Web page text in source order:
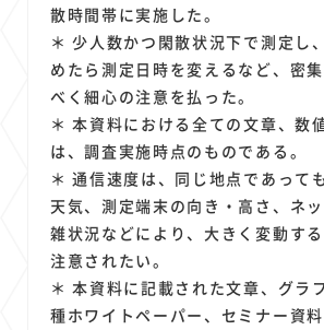
散時間帯に実施した。
＊ 少人数かつ閑散状況下で測定し
めたら測定日時を変えるなど、密
べく細心の注意を払った。
＊ 本資料における全ての文章、数
は、調査実施時点のものである。
＊ 通信速度は、同じ地点であって
天気、測定端末の向き・高さ、ネ
雑状況などにより、大きく変動する
注意されたい。
＊ 本資料に記載された文章、グラ
種ホワイトペーパー、セミナー資